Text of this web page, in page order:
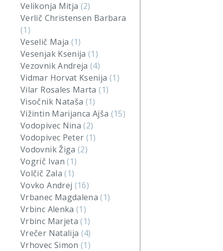
Velikonja Mitja (2)
Verlič Christensen Barbara
(1)
Veselič Maja (1)
Vesenjak Ksenija(1)
Vezovnik Andreja(4)
Vidmar Horvat Ksenija (1)
Vilar Rosales Marta(1)
Visočnik Nataša (1)
Vižintin Marijanca Ajša (15)
Vodopivec Nina(2)
Vodopivec Peter (1)
Vodovnik Žiga(2)
Vogrič Ivan(1)
Volčič Zala(1)
Vovko Andrej (16)
Vrbanec Magdalena(1)
Vrbinc Alenka(1)
Vrbinc Marjeta(1)
Vrečer Natalija (4)
Vrhovec Simon(1)